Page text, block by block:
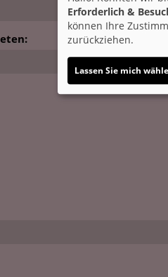
Erforderlich &
können Ihre
zurückziehen.
Lassen Sie mich